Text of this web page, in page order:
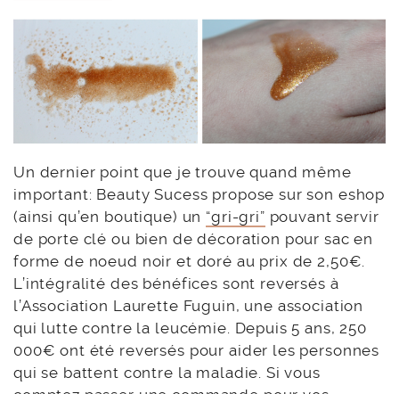
Un dernier point que je trouve quand même
important: Beauty Sucess propose sur son eshop
(ainsi qu’en boutique) un “gri-gri” pouvant servir
de porte clé ou bien de décoration pour sac en
forme de noeud noir et doré au prix de 2,50€.
L’intégralité des bénéfices sont reversés à
l’Association Laurette Fuguin, une association
qui lutte contre la leucémie. Depuis 5 ans, 250
000€ ont été reversés pour aider les personnes
qui se battent contre la maladie. Si vous